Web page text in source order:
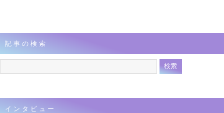
記事の検索
インタビュー